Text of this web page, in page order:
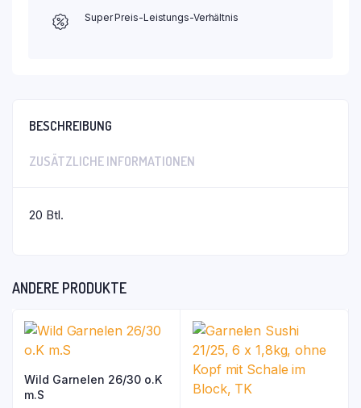
Super Preis-Leistungs-Verhältnis
BESCHREIBUNG
ZUSÄTZLICHE INFORMATIONEN
20 Btl.
ANDERE PRODUKTE
Wild Garnelen 26/30 o.K
m.S